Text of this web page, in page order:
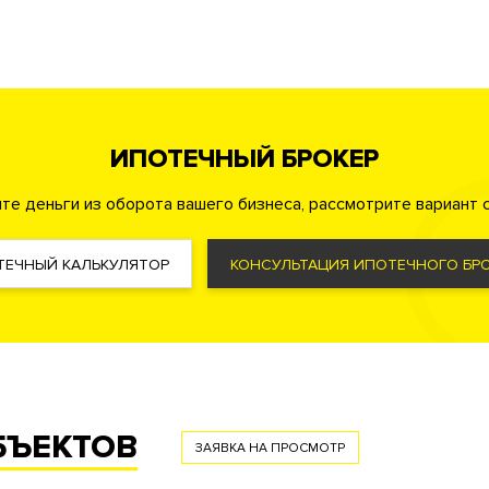
Лобби-бар
ИПОТЕЧНЫЙ БРОКЕР
деньги из оборота вашего бизнеса, рассмотрите вариант
КАЛЬКУЛЯТОР КОНСУЛЬТАЦИЯ ИПОТЕЧНОГО
ЗАЯВКА НА ПРОСМОТР